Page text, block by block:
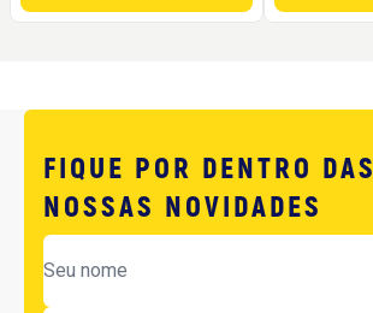
FIQUE POR DENTRO DAS
NOSSAS NOVIDADES